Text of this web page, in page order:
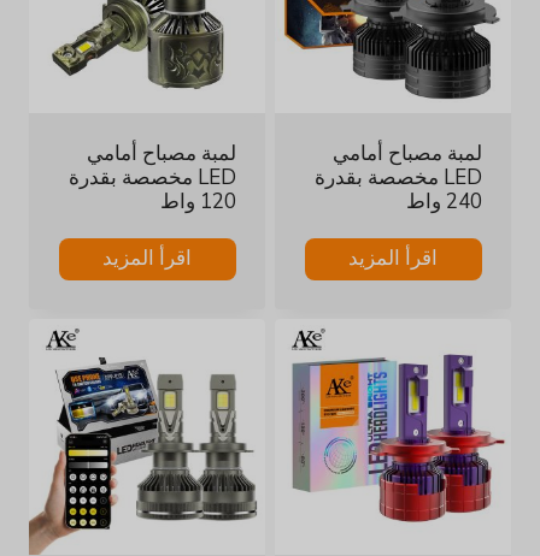
لمبة مصباح أمامي
LED مخصصة بقدرة
240 واط
اقرأ المزيد
لمبة مصباح أمامي
LED مخصصة بقدرة
120 واط
اقرأ المزيد